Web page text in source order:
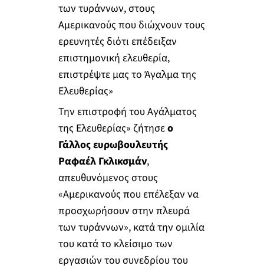
των τυράννων, στους
Αμερικανούς που διώχνουν τους
ερευνητές διότι επέδειξαν
επιστημονική ελευθερία,
επιστρέψτε μας το Άγαλμα της
Ελευθερίας»
Την επιστροφή του Αγάλματος
της Ελευθερίας» ζήτησεο
Γάλλος ευρωβουλευτής
Ραφαέλ Γκλικσμάν,
απευθυνόμενος στους
«Αμερικανούς που επέλεξαν να
προσχωρήσουν στην πλευρά
των τυράννων», κατά την ομιλία
του κατά το κλείσιμο των
εργασιών του συνεδρίου του